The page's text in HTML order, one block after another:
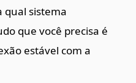
qual sistema
que você precisa é
estável com a